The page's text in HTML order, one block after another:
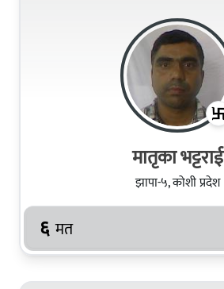
मातृका भट्टराई
झापा-५, कोशी प्रदेश
६ मत